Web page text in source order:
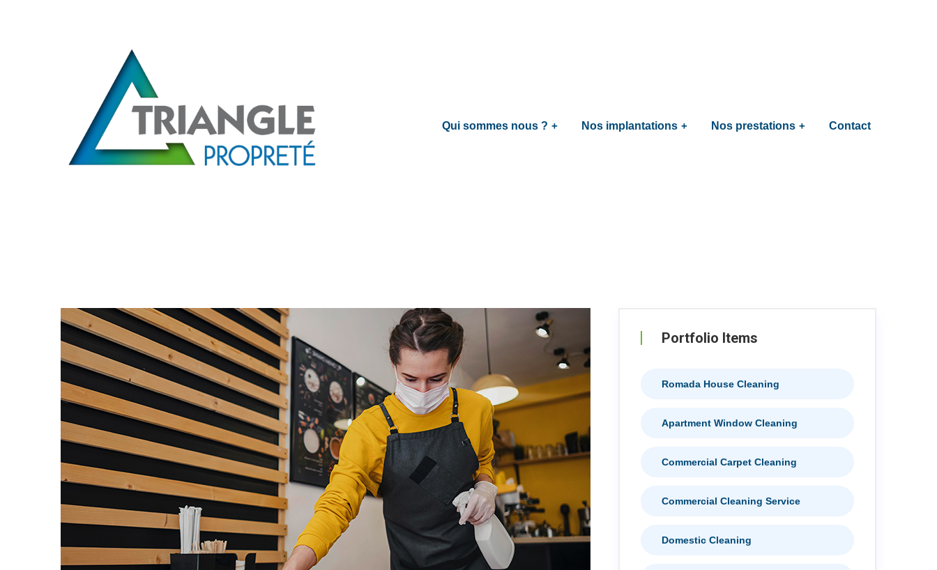
Qui sommes nous ? Nos implantations Nos prestations Contact
Portfolio Items
Romada House Cleaning
Apartment Window Cleaning
Commercial Carpet Cleaning
Commercial Cleaning Service
Domestic Cleaning